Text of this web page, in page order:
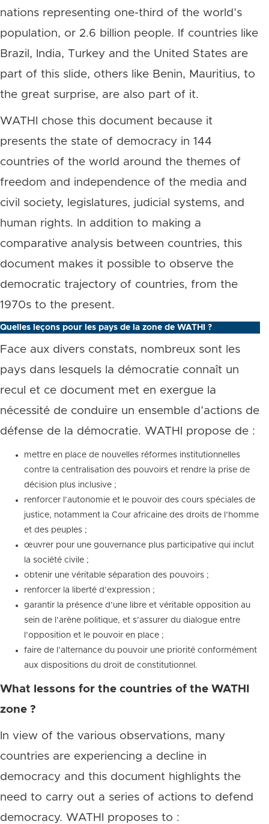
nations representing one-third of the world’s
population, or 2.6 billion people. If countries like
Brazil, India, Turkey and the United States are
part of this slide, others like Benin, Mauritius, to
the great surprise, are also part of it.
WATHI chose this document because it
presents the state of democracy in 144
countries of the world around the themes of
freedom and independence of the media and
civil society, legislatures, judicial systems, and
human rights. In addition to making a
comparative analysis between countries, this
document makes it possible to observe the
democratic trajectory of countries, from the
1970s to the present.
Quelles leçons pour les pays de la zone de WATHI ?
Face aux divers constats, nombreux sont les
pays dans lesquels la démocratie connaît un
recul et ce document met en exergue la
nécessité de conduire un ensemble d’actions de
défense de la démocratie. WATHI propose de :
mettre en place de nouvelles réformes institutionnelles
contre la centralisation des pouvoirs et rendre la prise de
décision plus inclusive ;
renforcer l’autonomie et le pouvoir des cours spéciales de
justice, notamment la Cour africaine des droits de l’homme
et des peuples ;
œuvrer pour une gouvernance plus participative qui inclut
la société civile ;
obtenir une véritable séparation des pouvoirs ;
renforcer la liberté d’expression ;
garantir la présence d’une libre et véritable opposition au
sein de l’arène politique, et s’assurer du dialogue entre
l’opposition et le pouvoir en place ;
faire de l’alternance du pouvoir une priorité conformément
aux dispositions du droit de constitutionnel.
What lessons for the countries of the WATHI
zone ?
In view of the various observations, many
countries are experiencing a decline in
democracy and this document highlights the
need to carry out a series of actions to defend
democracy. WATHI proposes to :